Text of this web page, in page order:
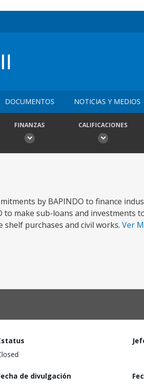
DOCUMENTOS NOTICIAS Y MEDIOS
FINANZAS CALIFICACIONES
by BAPINDO to finance
to make sub-loans and investments
purchases and civil works. Ver
de divulgación